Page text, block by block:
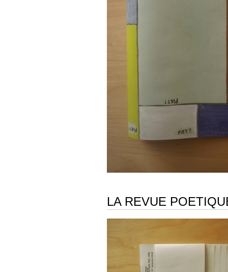
LA REVUE